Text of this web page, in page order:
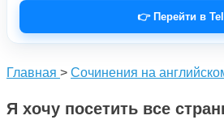
👉 Перейти в
Главная > Сочинения на
Я хочу посетить все